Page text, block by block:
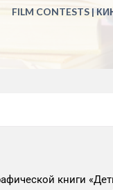
FILM CONTESTS |
книги